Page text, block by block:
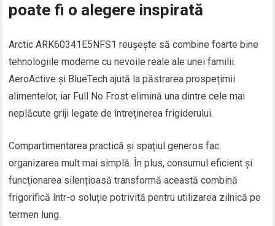
poate fi o alegere inspirată
Arctic ARK60341E5NFS1 reușește să combine foarte bine
tehnologiile moderne cu nevoile reale ale unei familii.
AeroActive și BlueTech ajută la păstrarea prospețimii
alimentelor, iar Full No Frost elimină una dintre cele mai
neplăcute griji legate de întreținerea frigiderului.
Compartimentarea practică și spațiul generos fac
organizarea mult mai simplă. În plus, consumul eficient și
funcționarea silențioasă transformă această combină
frigorifică într-o soluție potrivită pentru utilizarea zilnică pe
termen lung.